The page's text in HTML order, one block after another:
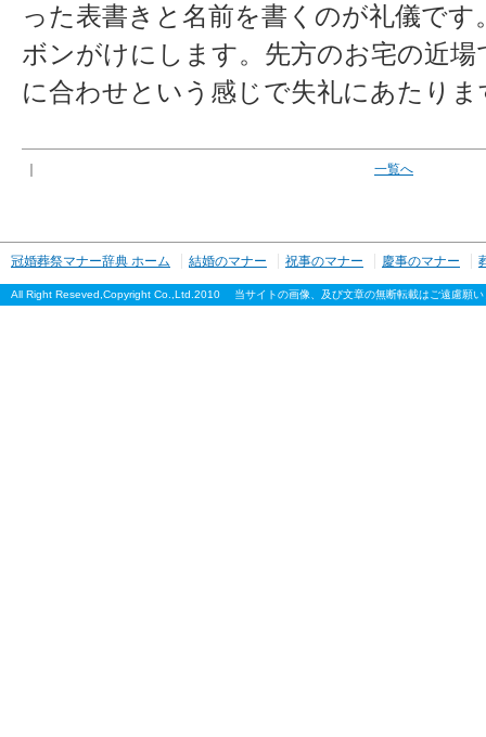
った表書きと名前を書くのが礼儀で
ボンがけにします。先方のお宅の近
に合わせという感じで失礼にあたりま
｜ 一覧へ
冠婚葬祭マナー辞典 ホーム 結婚のマナー 祝事のマナー 慶事のマナー
All Right Reseved,Copyright Co.,Ltd.2010 当サイトの画像、及び文章の無断転載はご遠慮願い